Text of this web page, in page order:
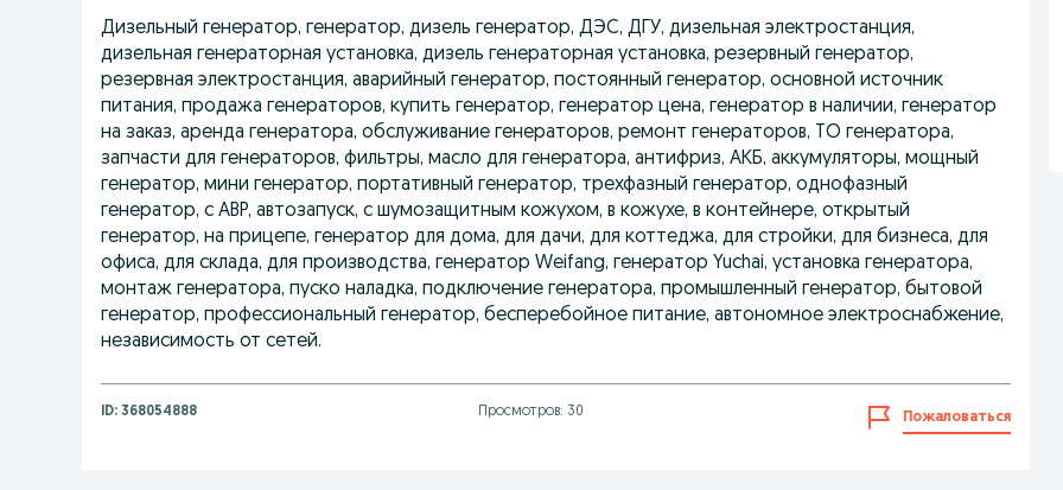
Дизельный генератор, генератор, дизель генератор, ДЭС, ДГУ, дизельная электростанция,
дизельная генераторная установка, дизель генераторная установка, резервный генератор,
резервная электростанция, аварийный генератор, постоянный генератор, основной источник
питания, продажа генераторов, купить генератор, генератор цена, генератор в наличии, генератор
на заказ, аренда генератора, обслуживание генераторов, ремонт генераторов, ТО генератора,
запчасти для генераторов, фильтры, масло для генератора, антифриз, АКБ, аккумуляторы, мощный
генератор, мини генератор, портативный генератор, трехфазный генератор, однофазный
генератор, с АВР, автозапуск, с шумозащитным кожухом, в кожухе, в контейнере, открытый
генератор, на прицепе, генератор для дома, для дачи, для коттеджа, для стройки, для бизнеса, для
офиса, для склада, для производства, генератор Weifang, генератор Yuchai, установка генератора,
монтаж генератора, пуско наладка, подключение генератора, промышленный генератор, бытовой
генератор, профессиональный генератор, бесперебойное питание, автономное электроснабжение,
независимость от сетей.
ID: 368054888 Просмотров: 30 Пожаловаться